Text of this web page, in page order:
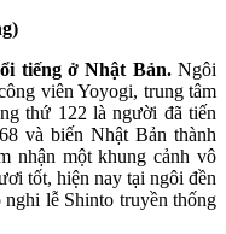
tiếng ở Nhật Bản.Ngôi
viên Yoyogi, trung tâm
thứ 122 là người đã tiến
và biến Nhật Bản thành
nhận một khung cảnh vô
tốt, hiện nay tại ngôi đền
lễ Shinto truyền thống